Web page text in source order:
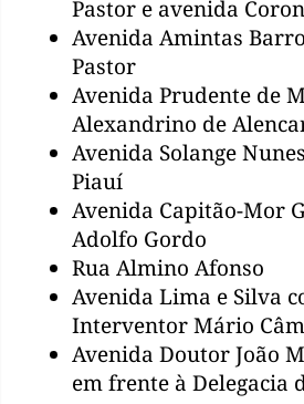
Pastor e avenida
Avenida Amintas
Pastor
Avenida Prudente de
Alexandrino de
Avenida Solange
Piauí
Avenida Capitão-Mor
Adolfo Gordo
Rua Almino Afonso
Avenida Lima e Silva
Interventor Mário
Avenida Doutor João
em frente à Delegacia